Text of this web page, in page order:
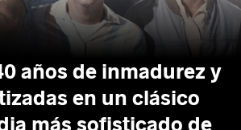
años de inmadurez y
en un clásico
más sofisticado de